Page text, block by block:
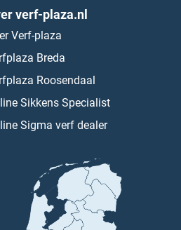
verf-plaza.nl
Verf-plaza
Breda
Roosendaal
Sikkens Specialist
Sigma verf dealer